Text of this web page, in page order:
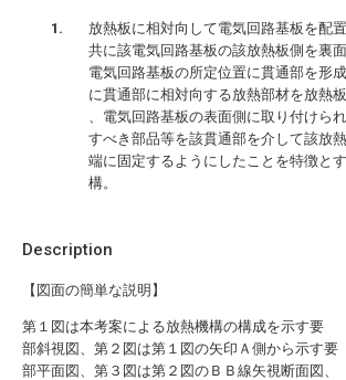
Description
【図面の簡単な説明】
第１図は本考案による放熱機構の構成を示す要
部斜視図、第２図は第１図の矢印Ａ側から示す要
部平面図、第３図は第２図のＢＢ線矢視断面図、
放熱板に相対向して電気回路基板を配
共に該電気回路基板の該放熱板側を裏
電気回路基板の所定位置に貫通部を形
に貫通部に相対向する放熱部材を放熱
、電気回路基板の表面側に取り付けら
すべき部品等を該貫通部を介して該放
端に固定するようにしたことを特徴と
構。